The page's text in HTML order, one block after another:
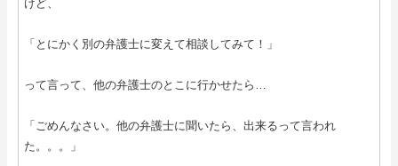
けど、
「とにかく別の弁護士に変えて相談してみて！」
って言って、他の弁護士のとこに行かせたら…
「ごめんなさい。他の弁護士に聞いたら、出来るって言われ
た。。。」